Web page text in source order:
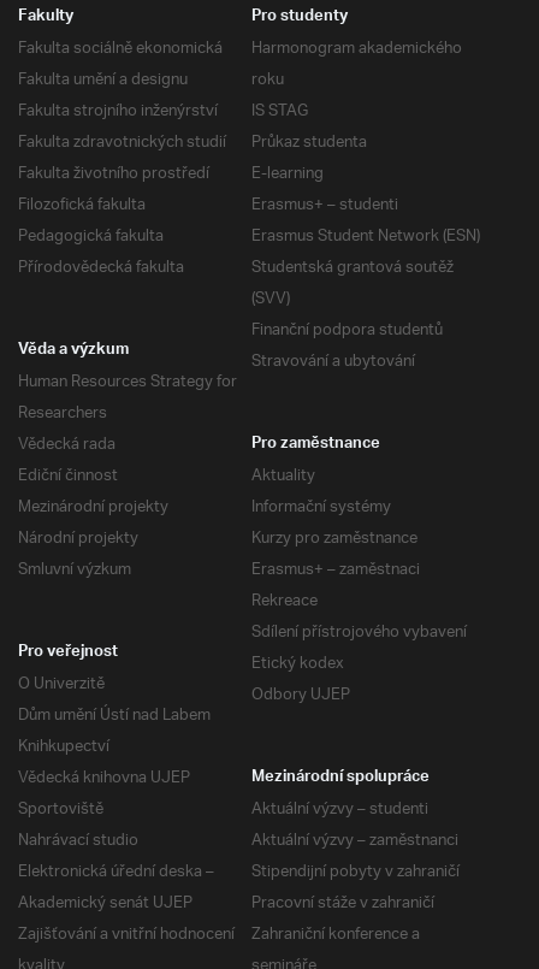
Fakulty
Fakulta sociálně ekonomická
Fakulta umění a designu
Fakulta strojního inženýrství
Fakulta zdravotnických studií
Fakulta životního prostředí
Filozofická fakulta
Pedagogická fakulta
Přírodovědecká fakulta
Pro studenty
Harmonogram akademického
roku
IS STAG
Průkaz studenta
E-learning
Erasmus+ – studenti
Erasmus Student Network (ESN)
Studentská grantová soutěž
(SVV)
Finanční podpora studentů
Stravování a ubytování
Věda a výzkum
Human Resources Strategy for
Researchers
Vědecká rada
Ediční činnost
Mezinárodní projekty
Národní projekty
Smluvní výzkum
Pro zaměstnance
Aktuality
Informační systémy
Kurzy pro zaměstnance
Erasmus+ – zaměstnaci
Rekreace
Sdílení přístrojového vybavení
Etický kodex
Odbory UJEP
Pro veřejnost
O Univerzitě
Dům umění Ústí nad Labem
Knihkupectví
Vědecká knihovna UJEP
Sportoviště
Nahrávací studio
Elektronická úřední deska –
Akademický senát UJEP
Zajišťování a vnitřní hodnocení
Mezinárodní spolupráce
Aktuální výzvy – studenti
Aktuální výzvy – zaměstnanci
Stipendijní pobyty v zahraničí
Pracovní stáže v zahraničí
Zahraniční konference a